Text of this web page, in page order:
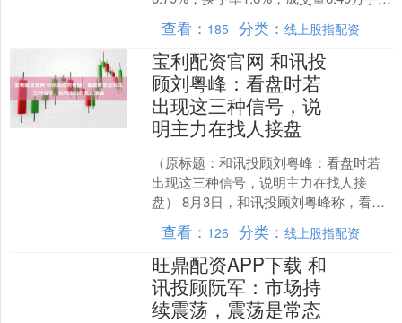
成交额3.19亿元。 8月....
查看： 185 分类：线上股指配资
宝利配资官网 和讯投
顾刘粤峰：看盘时若
出现这三种信号，说
明主力在找人接盘
（原标题：和讯投顾刘粤峰：看盘时若
出现这三种信号，说明主力在找人接
盘） 8月3日，和讯投顾刘粤峰称，看盘
时若出现这三种信号，说明主力在找人
接盘。当你幻想股票还能....
查看： 126 分类：线上股指配资
旺鼎配资APP下载 和
讯投顾阮军：市场持
续震荡，震荡是常态